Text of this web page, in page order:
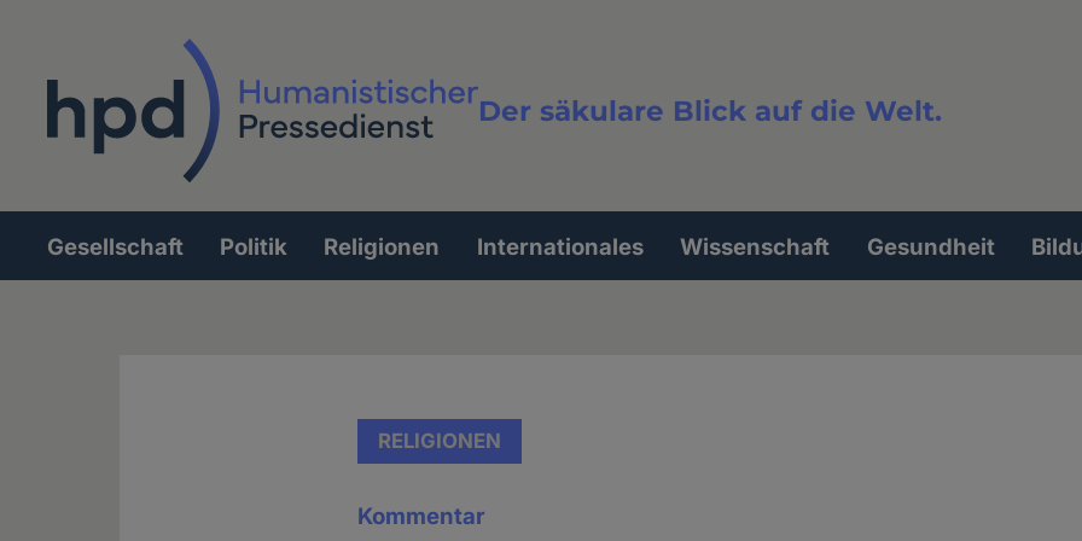
Der säkulare Blick auf die Welt.
Volltextsuche
Hauptnavigation
Gesellschaft Politik Religionen Internationales Wissenschaft Gesundheit
RELIGIONEN
Kommentar